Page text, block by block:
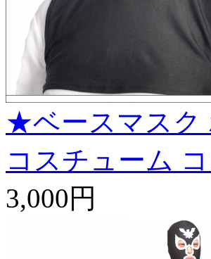
★ベースマスク
コスチューム
3,000円